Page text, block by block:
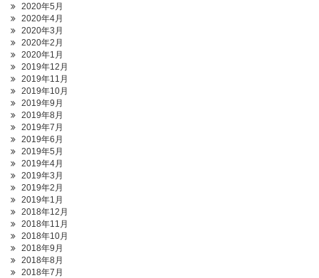
2020年5月
2020年4月
2020年3月
2020年2月
2020年1月
2019年12月
2019年11月
2019年10月
2019年9月
2019年8月
2019年7月
2019年6月
2019年5月
2019年4月
2019年3月
2019年2月
2019年1月
2018年12月
2018年11月
2018年10月
2018年9月
2018年8月
2018年7月